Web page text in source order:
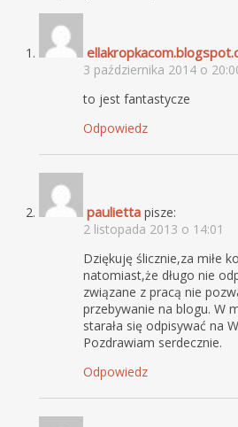
3 października 2014 o
to jest fantastycze
Odpowiedz
paulietta pisze:
2 listopada 2013 o 14:01
Dziękuję ślicznie,za miłe
natomiast,że długo nie
związane z pracą nie
przebywanie na blogu. W
starała się odpisywać na
Pozdrawiam serdecznie.
Odpowiedz